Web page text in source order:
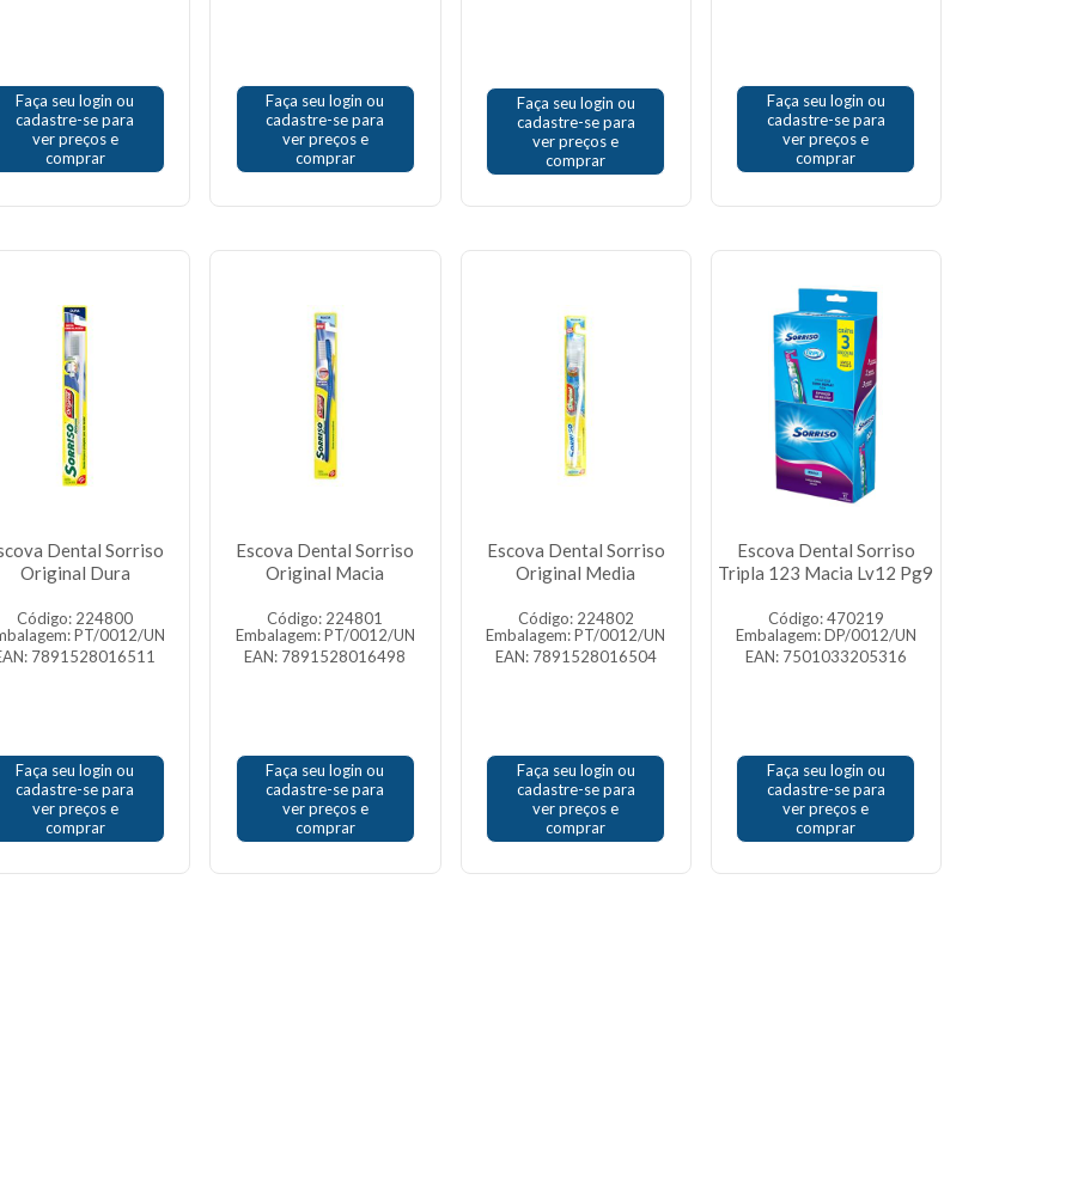
Faça seu login ou
cadastre-se para
ver preços e
comprar
Faça seu login ou
cadastre-se para
ver preços e
comprar
Faça seu login ou
cadastre-se para
ver preços e
comprar
Faça seu login ou
cadastre-se para
ver preços e
comprar
Dental Sorriso
Original Dura
Código: 224800
PT/0012/UN
7891528016511
Faça seu login ou
cadastre-se para
ver preços e
comprar
Escova Dental Sorriso
Original Macia
Código: 224801
Embalagem: PT/0012/UN
EAN: 7891528016498
Faça seu login ou
cadastre-se para
ver preços e
comprar
Escova Dental Sorriso
Original Media
Código: 224802
Embalagem: PT/0012/UN
EAN: 7891528016504
Faça seu login ou
cadastre-se para
ver preços e
comprar
Escova Dental Sorriso
Tripla 123 Macia Lv12 Pg9
Código: 470219
Embalagem: DP/0012/UN
EAN: 7501033205316
Faça seu login ou
cadastre-se para
ver preços e
comprar